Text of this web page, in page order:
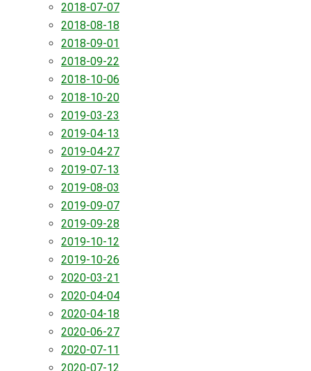
2018-07-07
2018-08-18
2018-09-01
2018-09-22
2018-10-06
2018-10-20
2019-03-23
2019-04-13
2019-04-27
2019-07-13
2019-08-03
2019-09-07
2019-09-28
2019-10-12
2019-10-26
2020-03-21
2020-04-04
2020-04-18
2020-06-27
2020-07-11
2020-07-12